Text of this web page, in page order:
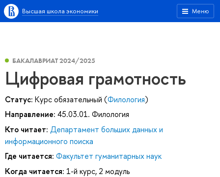
Меню
Высшая школа экономики
БАКАЛАВРИАТ 2024/2025
Цифровая грамотность
Статус: Курс обязательный (Филология)
Направление: 45.03.01. Филология
Кто читает: Департамент больших данных и
информационного поиска
Где читается: Факультет гуманитарных наук
Когда читается: 1-й курс, 2 модуль